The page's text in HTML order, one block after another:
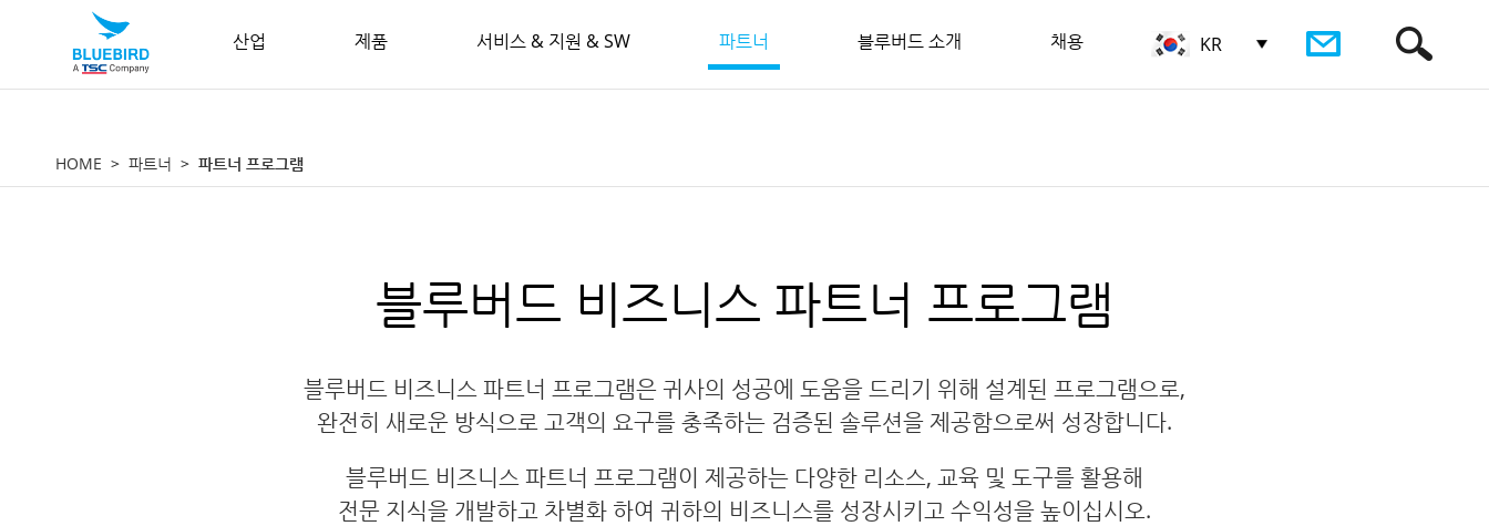
산업 제품 서비스 & 지원 & SW 파트너 블루버드 소개 채용 KR
HOME 파트너 파트너 프로그램
블루버드 비즈니스 파트너 프로그램
블루버드 비즈니스 파트너 프로그램은 귀사의 성공에 도움을 드리기 위해 설계된 프로그램으로,
완전히 새로운 방식으로 고객의 요구를 충족하는 검증된 솔루션을 제공함으로써 성장합니다.
블루버드 비즈니스 파트너 프로그램이 제공하는 다양한 리소스, 교육 및 도구를 활용해
전문 지식을 개발하고 차별화 하여 귀하의 비즈니스를 성장시키고 수익성을 높이십시오.